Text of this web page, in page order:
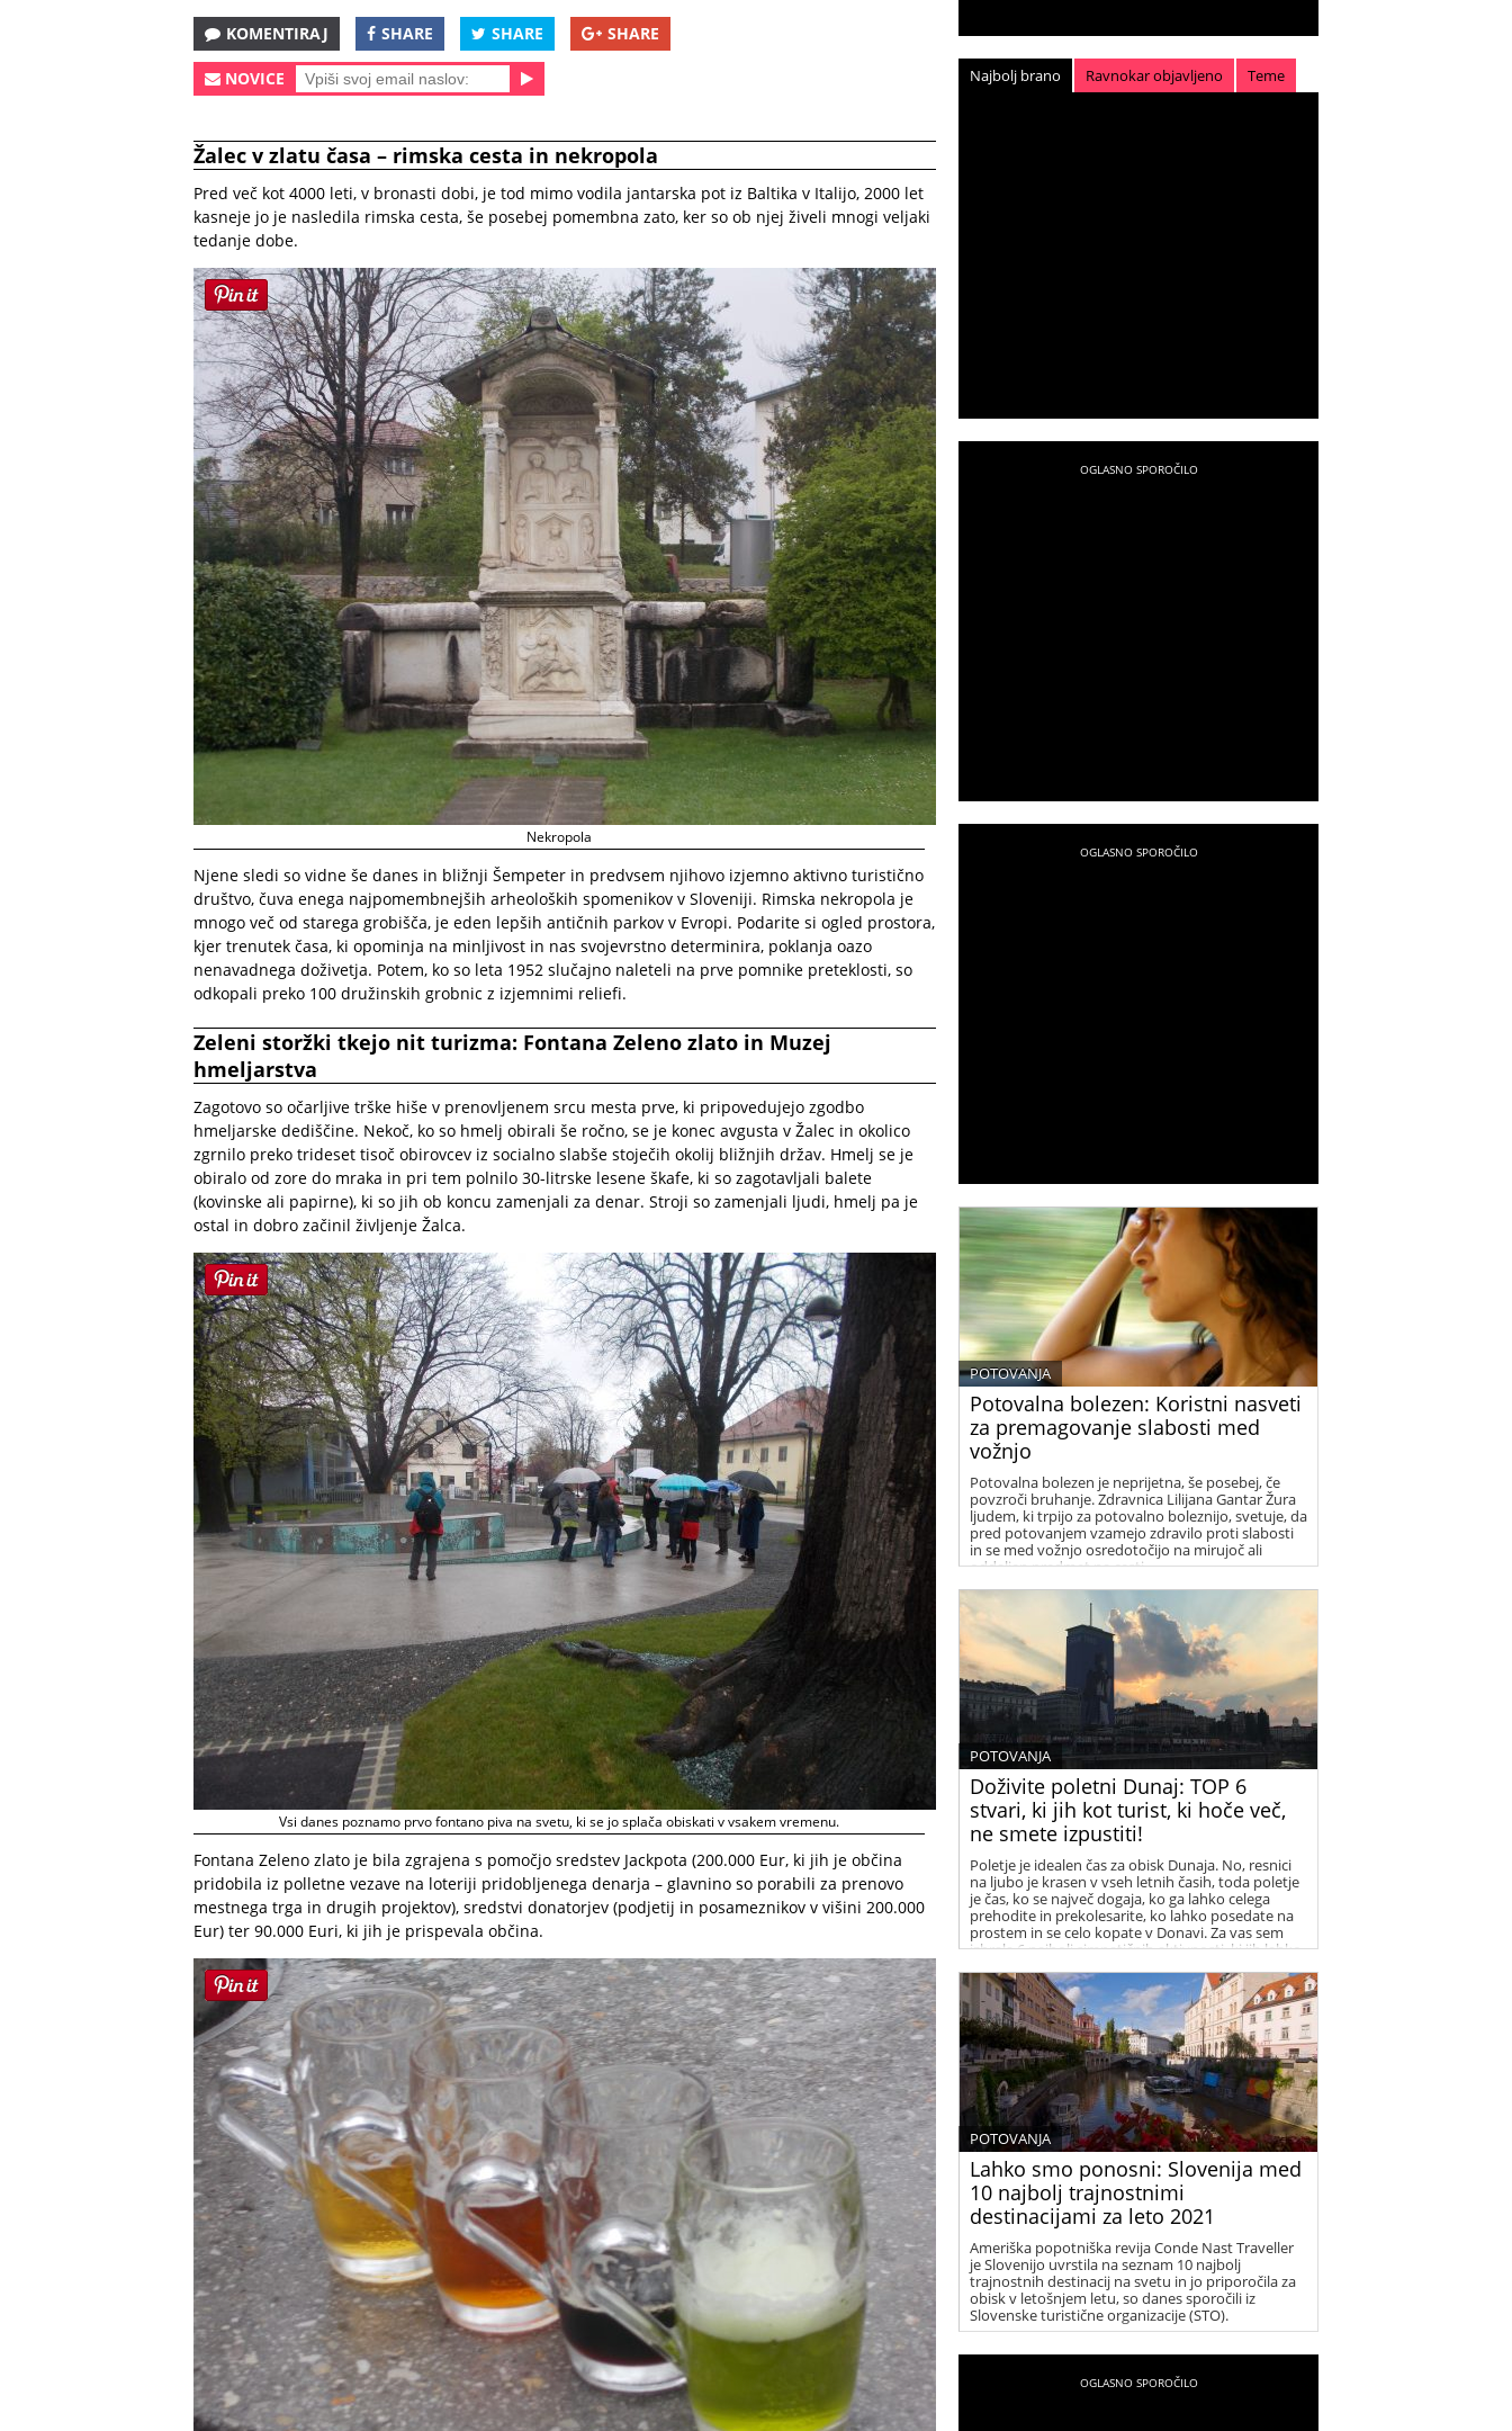
KOMENTIRAJ SHARE SHARE SHARE
NOVICE
Žalec v zlatu časa – rimska cesta in nekropola
Pred več kot 4000 leti, v bronasti dobi, je tod mimo vodila jantarska pot iz Baltika v Italijo, 2000 let
kasneje jo je nasledila rimska cesta, še posebej pomembna zato, ker so ob njej živeli mnogi veljaki
tedanje dobe.
Nekropola
Njene sledi so vidne še danes in bližnji Šempeter in predvsem njihovo izjemno aktivno turistično
društvo, čuva enega najpomembnejših arheoloških spomenikov v Sloveniji. Rimska nekropola je
mnogo več od starega grobišča, je eden lepših antičnih parkov v Evropi. Podarite si ogled prostora,
kjer trenutek časa, ki opominja na minljivost in nas svojevrstno determinira, poklanja oazo
nenavadnega doživetja. Potem, ko so leta 1952 slučajno naleteli na prve pomnike preteklosti, so
odkopali preko 100 družinskih grobnic z izjemnimi reliefi.
Zeleni storžki tkejo nit turizma: Fontana Zeleno zlato in Muzej
hmeljarstva
Zagotovo so očarljive trške hiše v prenovljenem srcu mesta prve, ki pripovedujejo zgodbo
hmeljarske dediščine. Nekoč, ko so hmelj obirali še ročno, se je konec avgusta v Žalec in okolico
zgrnilo preko trideset tisoč obirovcev iz socialno slabše stoječih okolij bližnjih držav. Hmelj se je
obiralo od zore do mraka in pri tem polnilo 30-litrske lesene škafe, ki so zagotavljali balete
(kovinske ali papirne), ki so jih ob koncu zamenjali za denar. Stroji so zamenjali ljudi, hmelj pa je
ostal in dobro začinil življenje Žalca.
Vsi danes poznamo prvo fontano piva na svetu, ki se jo splača obiskati v vsakem vremenu.
Fontana Zeleno zlato je bila zgrajena s pomočjo sredstev Jackpota (200.000 Eur, ki jih je občina
pridobila iz polletne vezave na loteriji pridobljenega denarja – glavnino so porabili za prenovo
mestnega trga in drugih projektov), sredstvi donatorjev (podjetij in posameznikov v višini 200.000
Eur) ter 90.000 Euri, ki jih je prispevala občina.
Najbolj brano Ravnokar objavljeno Teme
Potovalna bolezen: Koristni nasveti
za premagovanje slabosti med
vožnjo
POTOVANJA
Potovalna bolezen je neprijetna, še posebej, če
povzroči bruhanje. Zdravnica Lilijana Gantar Žura
ljudem, ki trpijo za potovalno boleznijo, svetuje, da
pred potovanjem vzamejo zdravilo proti slabosti
in se med vožnjo osredotočijo na mirujoč ali
oddaljen predmet na cesti.
Doživite poletni Dunaj: TOP 6
stvari, ki jih kot turist, ki hoče več,
ne smete izpustiti!
POTOVANJA
Poletje je idealen čas za obisk Dunaja. No, resnici
na ljubo je krasen v vseh letnih časih, toda poletje
je čas, ko se največ dogaja, ko ga lahko celega
prehodite in prekolesarite, ko lahko posedate na
prostem in se celo kopate v Donavi. Za vas sem
izbrala 6 najbolj simpatičnih aktivnosti, ki jih lahko
Lahko smo ponosni: Slovenija med
10 najbolj trajnostnimi
destinacijami za leto 2021
POTOVANJA
Ameriška popotniška revija Conde Nast Traveller
je Slovenijo uvrstila na seznam 10 najbolj
trajnostnih destinacij na svetu in jo priporočila za
obisk v letošnjem letu, so danes sporočili iz
Slovenske turistične organizacije (STO).